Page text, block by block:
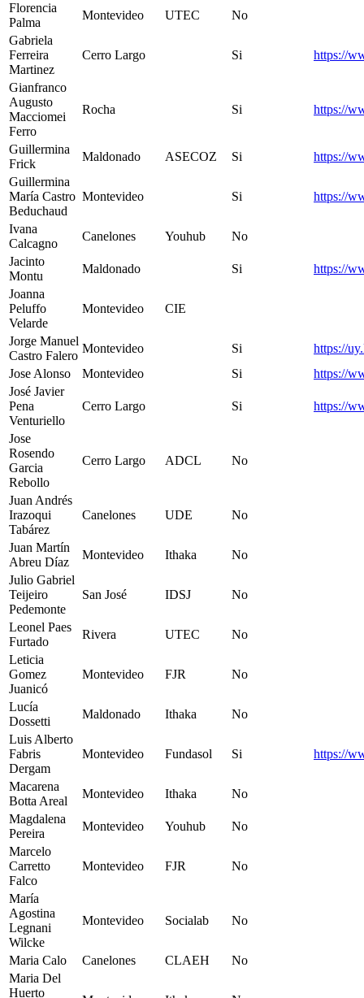
Florencia
Palma
Montevideo UTEC
No
Gabriela
Ferreira
Martinez
Cerro Largo Si https://
Gianfranco
Augusto
Macciomei
Ferro
Rocha Si https://
Guillermina
Frick
Maldonado ASECOZ Si
https://
Guillermina
María Castro
Beduchaud
Montevideo Si https://
Ivana
Calcagno
Canelones Youhub
No
Jacinto
Montu
Maldonado Si
https://
Joanna
Peluffo
Velarde
Montevideo CIE
Jorge Manuel
Castro Falero
Montevideo Si
https://
Jose Alonso
Montevideo Si
https://
José Javier
Pena
Venturiello
Cerro Largo Si https://
Jose
Rosendo
Garcia
Rebollo
Cerro Largo ADCL No
Juan Andrés
Irazoqui
Tabárez
Canelones UDE No
Juan Martín
Abreu Díaz
Montevideo Ithaka
No
Julio Gabriel
Teijeiro
Pedemonte
San José IDSJ No
Leonel Paes
Furtado
Rivera UTEC
No
Leticia
Gomez
Juanicó
Montevideo FJR No
Lucía
Dossetti
Maldonado Ithaka
No
Luis Alberto
Fabris
Dergam
Montevideo Fundasol Si https://
Macarena
Botta Areal
Montevideo Ithaka
No
Magdalena
Pereira
Montevideo Youhub
No
Marcelo
Carretto
Falco
Montevideo FJR No
María
Agostina
Legnani
Wilcke
Montevideo Socialab No
Maria Calo Canelones CLAEH
No
Maria Del
Huerto